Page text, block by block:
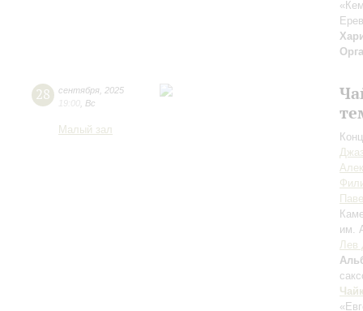
28 сентября 2025
19:00 Вс
Малый зал
им.
Лев